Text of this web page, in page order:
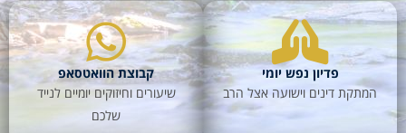
פדיון נפש יומי
המתקת דינים וישועה אצל הרב
קבוצת הוואטסאפ
שיעורים וחיזוקים יומיים לנייד
שלכם